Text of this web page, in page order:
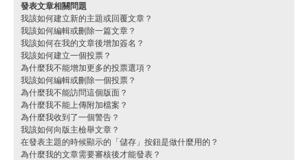
發表文章相關問題
我該如何建立新的主題或回覆文章？
我該如何編輯或刪除一篇文章？
我該如何在我的文章後增加簽名？
我該如何建立一個投票？
為什麼我不能增加更多的投票選項？
我該如何編輯或刪除一個投票？
為什麼我不能訪問這個版面？
為什麼我不能上傳附加檔案？
為什麼我收到了一個警告？
我該如何向版主檢舉文章？
在發表主題的時候顯示的「儲存」按鈕是做什麼用的？
為什麼我的文章需要審核後才能發表？